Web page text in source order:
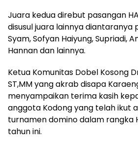
Juara kedua direbut pasangan
disusul juara lainnya diantaranya
Syam, Sofyan Haiyung, Supriadi,
Hannan dan lainnya.
Ketua Komunitas Dobel Kosong
ST,MM yang akrab disapa
menyampaikan terima kasih
anggota Kodong yang telah ikut
turnamen domino dalam rangka
tahun ini.